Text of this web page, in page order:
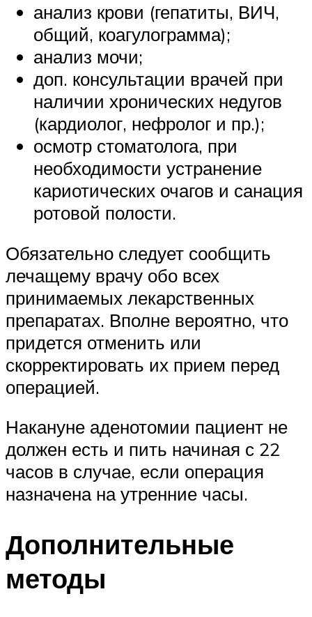
анализ крови (гепатиты, ВИЧ,
общий, коагулограмма);
анализ мочи;
доп. консультации врачей при
наличии хронических недугов
(кардиолог, нефролог и пр.);
осмотр стоматолога, при
необходимости устранение
кариотических очагов и санация
ротовой полости.
Обязательно следует сообщить
лечащему врачу обо всех
принимаемых лекарственных
препаратах. Вполне вероятно, что
придется отменить или
скорректировать их прием перед
операцией.
Накануне аденотомии пациент не
должен есть и пить начиная с 22
часов в случае, если операция
назначена на утренние часы.
Дополнительные
методы